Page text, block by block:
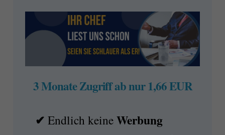
3 Monate Zugriff ab nur 1,66 EUR
✔Endlich keineWerbung